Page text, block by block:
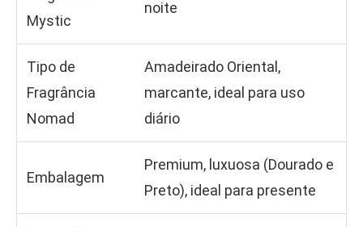
Mystic
noite
Tipo de
Fragrância
Nomad
Amadeirado Oriental,
marcante, ideal para uso
diário
Embalagem
Premium, luxuosa (Dourado e
Preto), ideal para presente